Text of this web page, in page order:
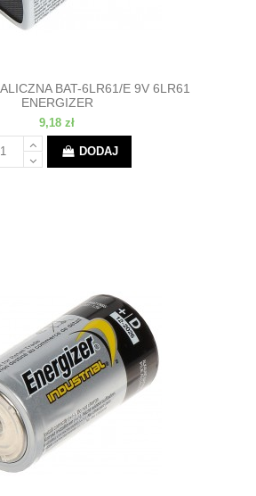
BAT-6LR61/E 9V 6LR61
ENERGIZER
9,18 zł
DODAJ